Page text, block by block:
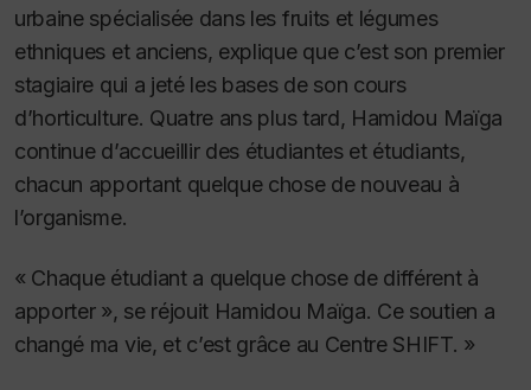
urbaine spécialisée dans les fruits et légumes
ethniques et anciens, explique que c’est son premier
stagiaire qui a jeté les bases de son cours
d’horticulture. Quatre ans plus tard, Hamidou Maïga
continue d’accueillir des étudiantes et étudiants,
chacun apportant quelque chose de nouveau à
l’organisme.
« Chaque étudiant a quelque chose de différent à
apporter », se réjouit Hamidou Maïga. Ce soutien a
changé ma vie, et c’est grâce au Centre SHIFT. »